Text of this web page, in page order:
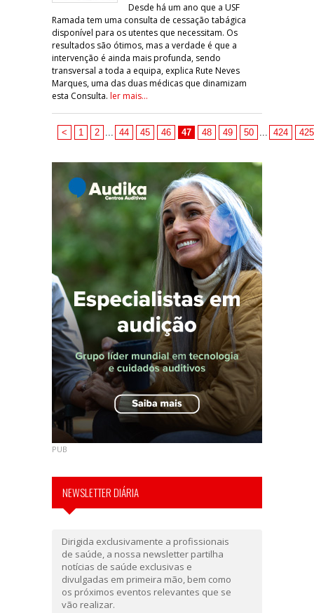
Desde há um ano que a USF
Ramada tem uma consulta de cessação tabágica
disponível para os utentes que necessitam. Os
resultados são ótimos, mas a verdade é que a
intervenção é ainda mais profunda, sendo
transversal a toda a equipa, explica Rute Neves
Marques, uma das duas médicas que dinamizam
esta Consulta. ler mais...
< 1 2 44 45 46 47 48 49 50 424 425
PUB
NEWSLETTER DIÁRIA
Dirigida exclusivamente a profissionais
de saúde, a nossa newsletter partilha
notícias de saúde exclusivas e
divulgadas em primeira mão, bem como
os próximos eventos relevantes que se
vão realizar.